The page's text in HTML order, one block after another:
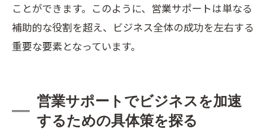
ことができます。このように、営業サポートは単なる
補助的な役割を超え、ビジネス全体の成功を左右する
重要な要素となっています。
営業サポートでビジネスを加速
するための具体策を探る